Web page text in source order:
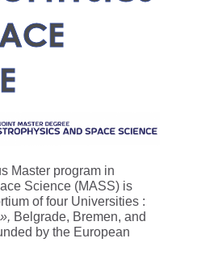
Master program in
Science (MASS) is
of four Universities :
Belgrade, Bremen, and
by the European